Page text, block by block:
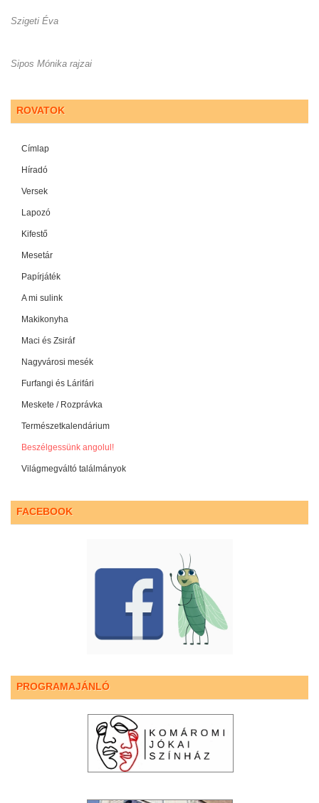
Szigeti Éva
Sipos Mónika rajzai
ROVATOK
Címlap
Híradó
Versek
Lapozó
Kifestő
Mesetár
Papírjáték
A mi sulink
Makikonyha
Maci és Zsiráf
Nagyvárosi mesék
Furfangi és Lárifári
Meskete / Rozprávka
Természetkalendárium
Beszélgessünk angolul!
Világmegváltó találmányok
FACEBOOK
PROGRAMAJÁNLÓ